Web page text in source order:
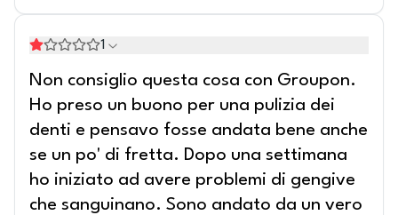
1
Non consiglio questa cosa con Groupon.
Ho preso un buono per una pulizia dei
denti e pensavo fosse andata bene anche
se un po' di fretta. Dopo una settimana
ho iniziato ad avere problemi di gengive
che sanguinano. Sono andato da un vero